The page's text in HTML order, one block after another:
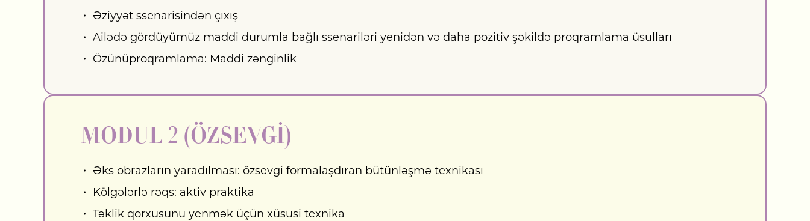
Əziyyət ssenarisindən çıxış
Ailədə gördüyümüz maddi durumla bağlı ssenariləri yenidən və daha pozitiv şəkildə proqramlama üsulları
Özünüproqramlama: Maddi zənginlik
MODUL 2 (ÖZSEVGİ)
Əks obrazların yaradılması: özsevgi formalaşdıran bütünləşmə texnikası
Kölgələrlə rəqs: aktiv praktika
Təklik qorxusunu yenmək üçün xüsusi texnika